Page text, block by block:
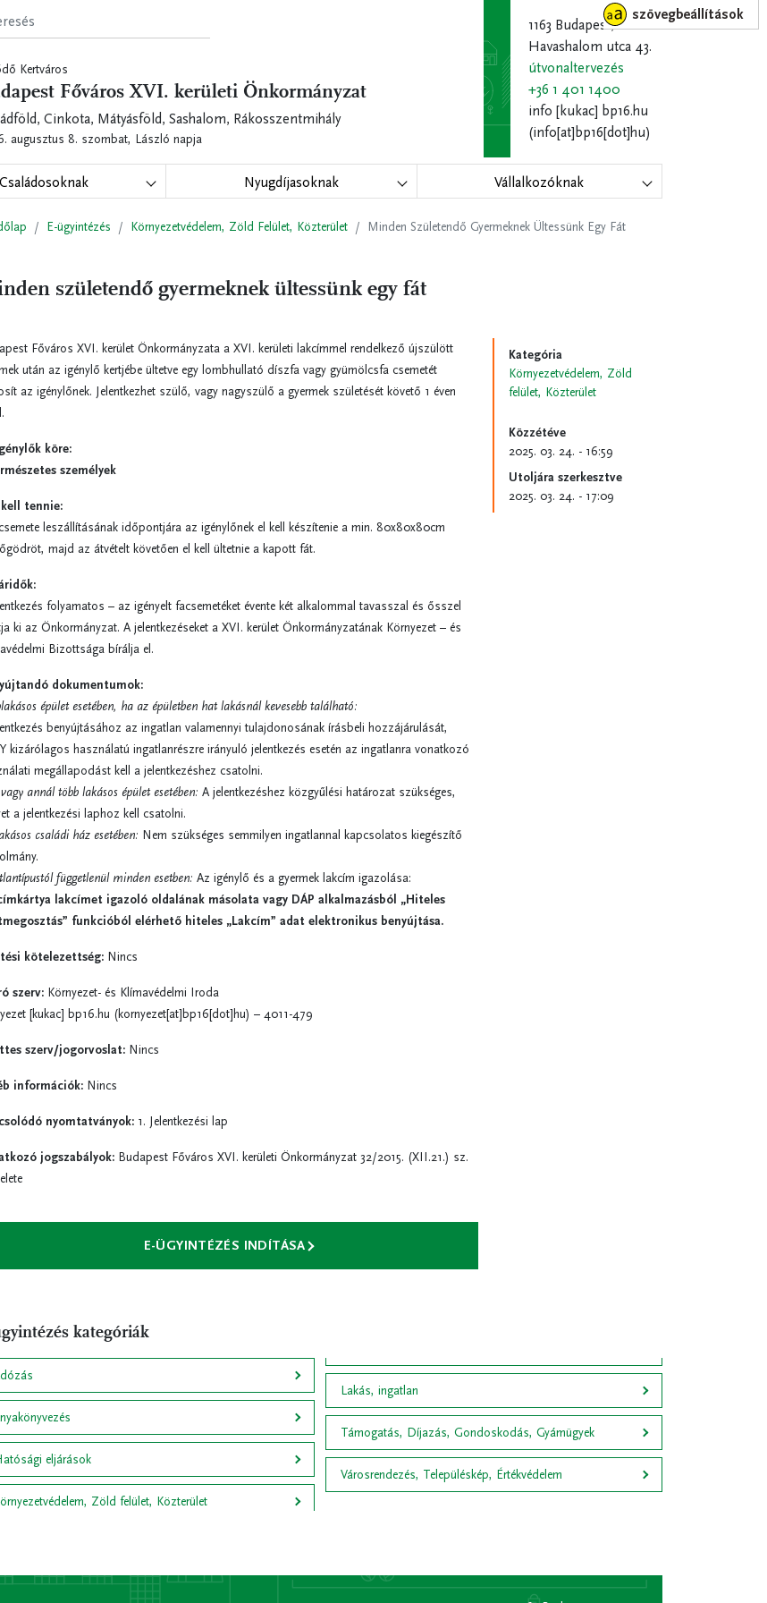
szövegbeállítások
Kertváros
Főváros XVI. kerületi Önkormányzat
Cinkota, Mátyásföld, Sashalom, Rákosszentmihály
augusztus 8. szombat, László napja
1163 Budapest,
Havashalom utca 43.
útvonaltervezés
+36 1 401 1400
info [kukac] bp16.hu
(info[at]bp16[dot]hu)
Családosoknak Nyugdíjasoknak
Vállalkozóknak
E-ügyintézés Környezetvédelem, Zöld Felület, Közterület Minden Születendő Gyermeknek Ültessünk Egy Fát
születendő gyermeknek ültessünk egy fát
Főváros XVI. kerület Önkormányzata a XVI. kerületi lakcímmel rendelkező újszülött
után az igénylő kertjébe ültetve egy lombhullató díszfa vagy gyümölcsfa csemetét
az igénylőnek. Jelentkezhet szülő, vagy nagyszülő a gyermek születését követő 1 éven
köre:
személyek
tennie:
leszállításának időpontjára az igénylőnek el kell készítenie a min. 80x80x80cm
majd az átvételt követően el kell ültetnie a kapott fát.
folyamatos – az igényelt facsemetéket évente két alkalommal tavasszal és ősszel
ki az Önkormányzat. A jelentkezéseket a XVI. kerület Önkormányzatának Környezet – és
Bizottsága bírálja el.
dokumentumok:
épület esetében, ha az épületben hat lakásnál kevesebb található:
benyújtásához az ingatlan valamennyi tulajdonosának írásbeli hozzájárulását,
kizárólagos használatú ingatlanrészre irányuló jelentkezés esetén az ingatlanra vonatkozó
megállapodást kell a jelentkezéshez csatolni.
annál több lakásos épület esetében: A jelentkezéshez közgyűlési határozat szükséges,
a jelentkezési laphoz kell csatolni.
családi ház esetében: Nem szükséges semmilyen ingatlannal kapcsolatos kiegészítő
függetlenül minden esetben: Az igénylő és a gyermek lakcím igazolása:
lakcímet igazoló oldalának másolata vagy DÁP alkalmazásból „Hiteles
funkcióból elérhető hiteles „Lakcím” adat elektronikus benyújtása.
kötelezettség: Nincs
szerv: Környezet- és Klímavédelmi Iroda
[kukac] bp16.hu (kornyezet[at]bp16[dot]hu) – 4011-479
szerv/jogorvoslat: Nincs
információk: Nincs
nyomtatványok: 1. Jelentkezési lap
jogszabályok: Budapest Főváros XVI. kerületi Önkormányzat 32/2015. (XII.21.) sz.
E-ÜGYINTÉZÉS INDÍTÁSA
Kategória
Környezetvédelem, Zöld
felület, Közterület
Közzétéve
2025. 03. 24. - 16:59
Utoljára szerkesztve
2025. 03. 24. - 17:09
kategóriák
eljárások
Zöld felület, Közterület
Lakás, ingatlan
Támogatás, Díjazás, Gondoskodás, Gyámügyek
Városrendezés, Településkép, Értékvédelem